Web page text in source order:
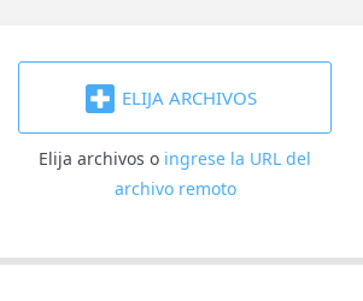
ELIJA ARCHIVOS
Elija archivos o ingrese la URL del
archivo remoto